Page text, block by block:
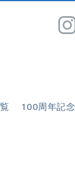
100周年記念